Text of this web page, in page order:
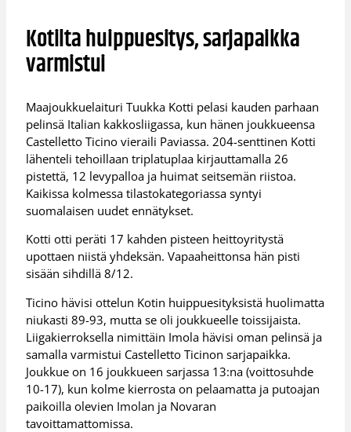
Kotilta huippuesitys, sarjapaikka
varmistui
Maajoukkuelaituri Tuukka Kotti pelasi kauden parhaan
pelinsä Italian kakkosliigassa, kun hänen joukkueensa
Castelletto Ticino vieraili Paviassa. 204-senttinen Kotti
lähenteli tehoillaan triplatuplaa kirjauttamalla 26
pistettä, 12 levypalloa ja huimat seitsemän riistoa.
Kaikissa kolmessa tilastokategoriassa syntyi
suomalaisen uudet ennätykset.
Kotti otti peräti 17 kahden pisteen heittoyritystä
upottaen niistä yhdeksän. Vapaaheittonsa hän pisti
sisään sihdillä 8/12.
Ticino hävisi ottelun Kotin huippuesityksistä huolimatta
niukasti 89-93, mutta se oli joukkueelle toissijaista.
Liigakierroksella nimittäin Imola hävisi oman pelinsä ja
samalla varmistui Castelletto Ticinon sarjapaikka.
Joukkue on 16 joukkueen sarjassa 13:na (voittosuhde
10-17), kun kolme kierrosta on pelaamatta ja putoajan
paikoilla olevien Imolan ja Novaran
tavoittamattomissa.